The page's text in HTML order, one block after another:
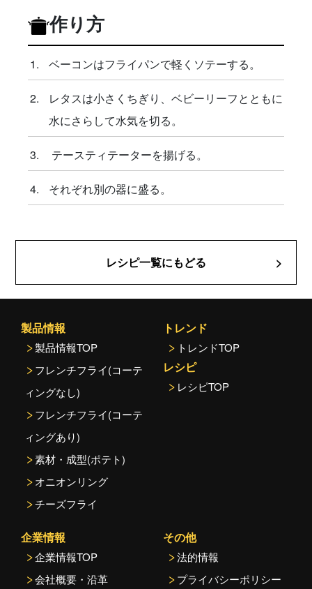
作り方
ベーコンはフライパンで軽くソテーする。
レタスは小さくちぎり、ベビーリーフとともに
水にさらして水気を切る。
テースティテーターを揚げる。
それぞれ別の器に盛る。
レシピ一覧にもどる
製品情報
製品情報TOP
フレンチフライ(コーテ
ィングなし)
フレンチフライ(コーテ
ィングあり)
素材・成型(ポテト)
オニオンリング
チーズフライ
トレンド
トレンドTOP
レシピ
レシピTOP
企業情報
企業情報TOP
会社概要・沿革
その他
法的情報
プライバシーポリシー